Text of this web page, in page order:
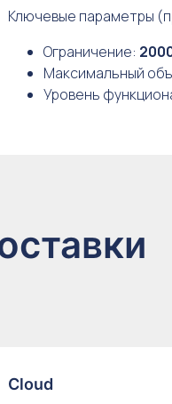
Ключевые параметры
Ограничение:
Максимальный
Уровень
Cloud